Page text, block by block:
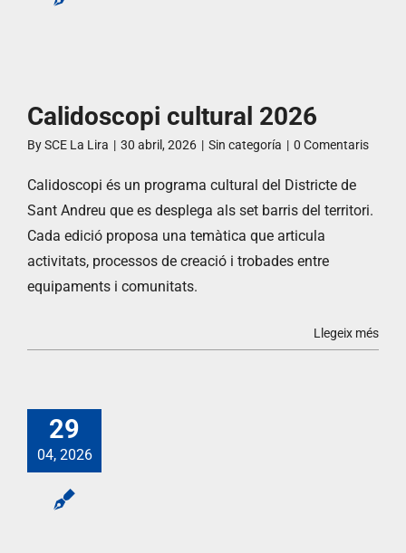
Calidoscopi cultural 2026
BySCE La Lira | 30 abril, 2026 | Sin categoría | 0 Comentaris
Calidoscopi és un programa cultural del Districte de
Sant Andreu que es desplega als set barris del territori.
Cada edició proposa una temàtica que articula
activitats, processos de creació i trobades entre
equipaments i comunitats.
Llegeix més
29
04, 2026